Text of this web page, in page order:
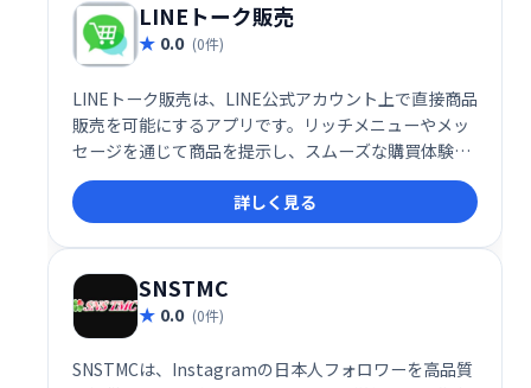
LINEトーク販売
0.0 (0件)
LINEトーク販売は、LINE公式アカウント上で直接商品
販売を可能にするアプリです。リッチメニューやメッ
セージを通じて商品を提示し、スムーズな購買体験を
提供することで、顧客エンゲージメントの向上と売上
増加を実現します。
詳しく見る
SNSTMC
0.0 (0件)
SNSTMCは、Instagramの日本人フォロワーを高品質